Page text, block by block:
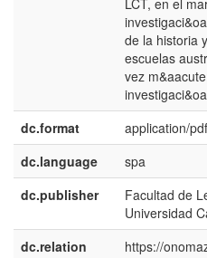
LCT, en el
de la historia
escuelas
vez
dc.format
application/pdf
dc.language
spa
dc.publisher
Facultad de
Universidad
dc.relation
https://